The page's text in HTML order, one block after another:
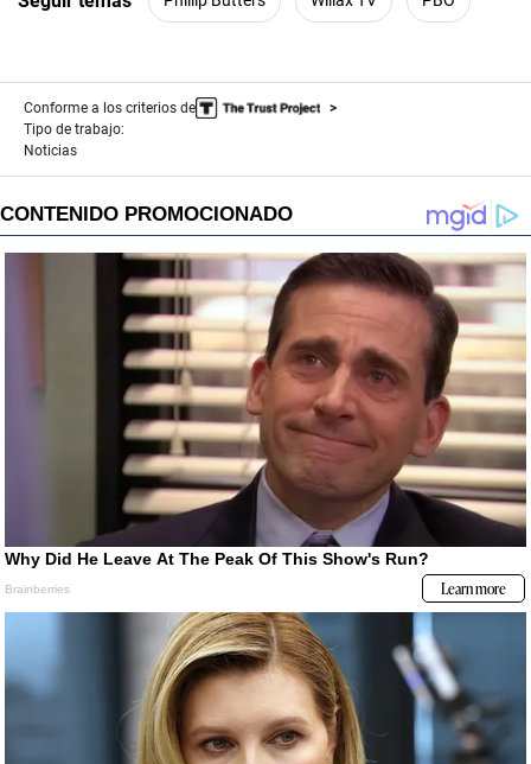
Conforme a los criterios de
Tipo de trabajo:
Noticias